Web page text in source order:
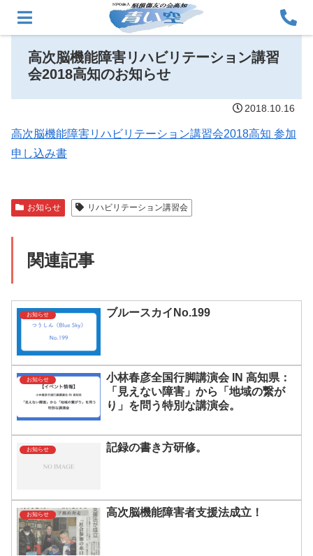
高次脳機能障害リハビリテーション講習
会2018高知のお知らせ
2018.10.16
高次脳機能障害リハビリテーション講習会2018高知 参加
申し込み書
お知らせ リハビリテーション講習会
関連記事
お知らせ ブルースカイNo.199
お知らせ
小林春彦全国行脚講演会 IN 高知県：
「見えない障害」から「地域の繋が
り」を問う特別な講演会。
お知らせ 記録の書き方研修。
お知らせ 高次脳機能障害者支援法成立！